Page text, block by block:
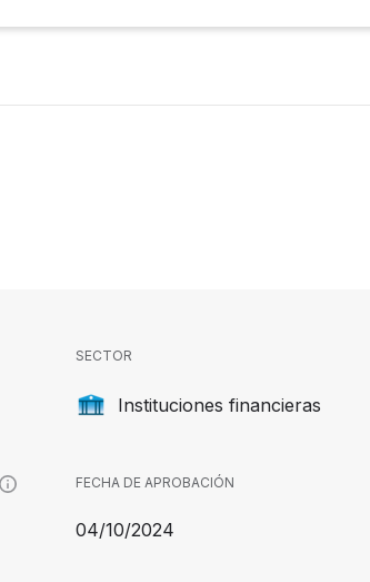
SECTOR
Instituciones financieras
FECHA DE APROBACIÓN
04/10/2024